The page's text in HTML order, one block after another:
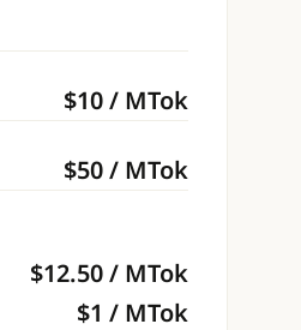
$10/ MTok
$50/ MTok
$12.50/ MTok
$1 / MTok